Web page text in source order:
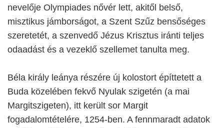
nevelője Olympiades nővér lett, akitől belső,
misztikus jámborságot, a Szent Szűz bensőséges
szeretetét, a szenvedő Jézus Krisztus iránti teljes
odaadást és a vezeklő szellemet tanulta meg.
Béla király leánya részére új kolostort építtetett a
Buda közelében fekvő Nyulak szigetén (a mai
Margitszigeten), itt került sor Margit
fogadalomtételére, 1254-ben. A fennmaradt adatok